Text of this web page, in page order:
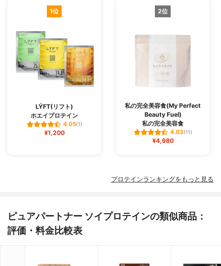
1位
LÝFT(リフト)
ホエイプロテイン
4.05(1)
¥1,200
2位
私の完全美容食(My Perfect
Beauty Fuel)
私の完全美容食
4.03(11)
¥4,980
プロテインランキングをもっと見る
ピュアパートナー ソイプロテインの類似商品：
評価・料金比較表